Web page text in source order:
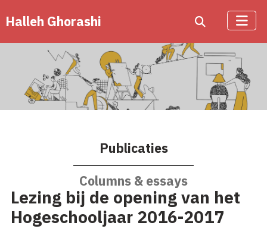
Halleh Ghorashi
Publicaties
Columns & essays
Lezing bij de opening van het
Hogeschooljaar 2016-2017